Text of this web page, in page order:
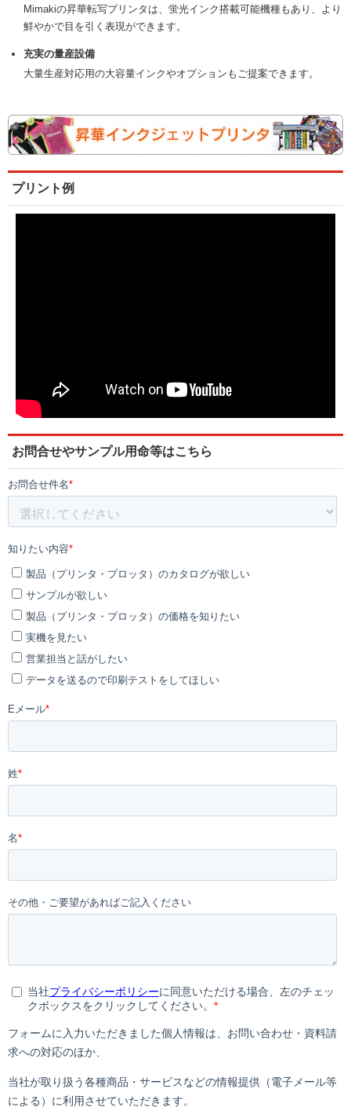
Mimakiの昇華転写プリンタは、蛍光インク搭載可能機種もあり、より
鮮やかで目を引く表現ができます。
充実の量産設備
大量生産対応用の大容量インクやオプションもご提案できます。
プリント例
お問合せやサンプル用命等はこちら